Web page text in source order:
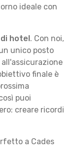
ideale con
hotel. Con noi,
unico posto
finale è
puoi
creare ricordi
a Cades